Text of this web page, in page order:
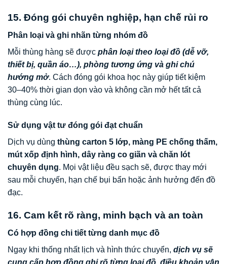
15. Đóng gói chuyên nghiệp, hạn chế rủi ro
Phân loại và ghi nhãn từng nhóm đồ
Mỗi thùng hàng sẽ được phân loại theo loại đồ (dễ vỡ,
thiết bị, quần áo…), phòng tương ứng và ghi chú
hướng mở. Cách đóng gói khoa học này giúp tiết kiệm
30–40% thời gian dọn vào và không cần mở hết tất cả
thùng cùng lúc.
Sử dụng vật tư đóng gói đạt chuẩn
Dịch vụ dùng thùng carton 5 lớp, màng PE chống thấm,
mút xốp định hình, dây ràng co giãn và chăn lót
chuyên dụng. Mọi vật liệu đều sạch sẽ, được thay mới
sau mỗi chuyến, hạn chế bụi bẩn hoặc ảnh hưởng đến đồ
đạc.
16. Cam kết rõ ràng, minh bạch và an toàn
Có hợp đồng chi tiết từng danh mục đồ
Ngay khi thống nhất lịch và hình thức chuyển, dịch vụ sẽ
cung cấp hợp đồng ghi rõ từng loại đồ, điều khoản vận